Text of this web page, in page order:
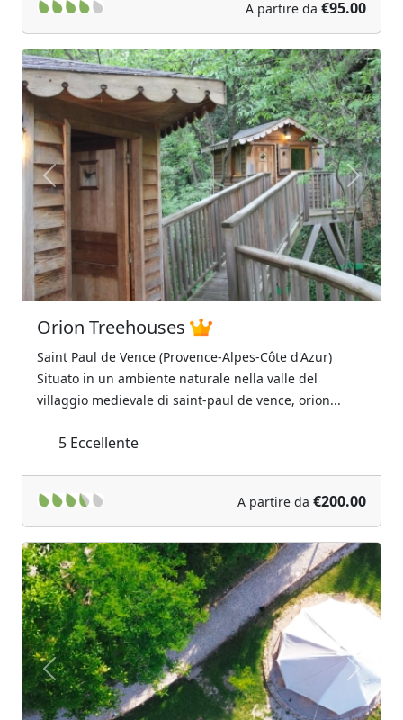
A partire da €95.00
Previous Next
Orion Treehouses
Saint Paul de Vence (Provence-Alpes-Côte d'Azur)
Situato in un ambiente naturale nella valle del
villaggio medievale di saint-paul de vence, orion...
5 Eccellente
A partire da €200.00
Previous Next